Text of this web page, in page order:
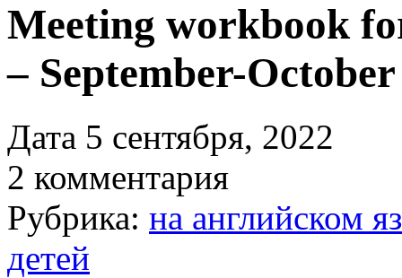
Meeting workbook
– September-
Дата 5 сентября, 2022
2 комментария
Рубрика: на английском
детей